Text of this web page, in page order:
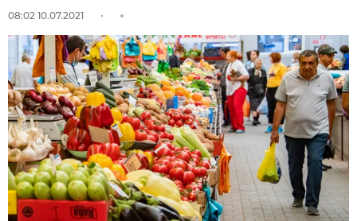
08:02 10.07.2021